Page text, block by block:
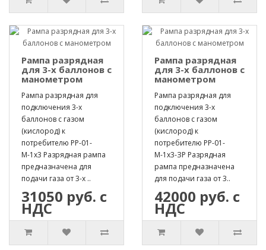
Рампа разрядная
для 3-х баллонов с
манометром
Рампа разрядная для
подключения 3-х
баллонов с газом
(кислород) к
потребителю РР-01-
М-1х3 Разрядная рампа
предназначена для
подачи газа от 3-х ..
31050 руб. с
НДС
Рампа разрядная
для 3-х баллонов с
манометром
Рампа разрядная для
подключения 3-х
баллонов с газом
(кислород) к
потребителю РР-01-
М-1х3-ЗР Разрядная
рампа предназначена
для подачи газа от 3..
42000 руб. с
НДС